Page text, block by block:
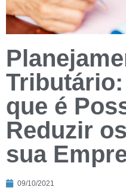
que é
Reduzir
sua
09/10/2021